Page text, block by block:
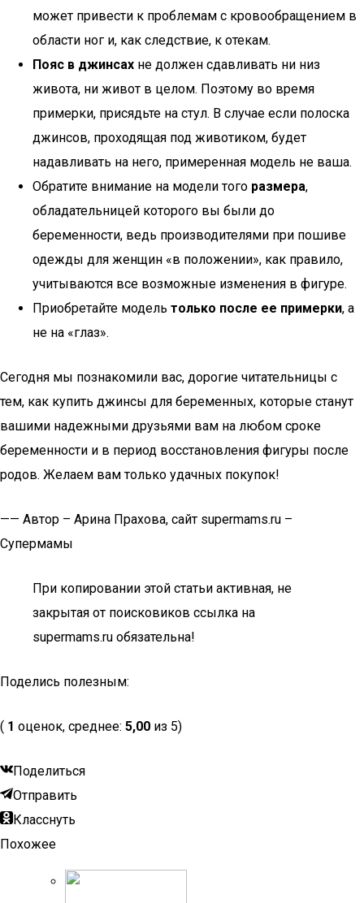
может привести к проблемам с кровообращением в
области ног и, как следствие, к отекам.
Пояс в джинсах не должен сдавливать ни низ
живота, ни живот в целом. Поэтому во время
примерки, присядьте на стул. В случае если полоска
джинсов, проходящая под животиком, будет
надавливать на него, примеренная модель не ваша.
Обратите внимание на модели того размера,
обладательницей которого вы были до
беременности, ведь производителями при пошиве
одежды для женщин «в положении», как правило,
учитываются все возможные изменения в фигуре.
Приобретайте модель только после ее примерки, а
не на «глаз».
Сегодня мы познакомили вас, дорогие читательницы с
тем, как купить джинсы для беременных, которые станут
вашими надежными друзьями вам на любом сроке
беременности и в период восстановления фигуры после
родов. Желаем вам только удачных покупок!
—— Автор – Арина Прахова, сайт supermams.ru –
Супермамы
При копировании этой статьи активная, не
закрытая от поисковиков ссылка на
supermams.ru обязательна!
Поделись полезным:
( 1 оценок, среднее: 5,00 из 5)
Поделиться
Отправить
Класснуть
Похожее